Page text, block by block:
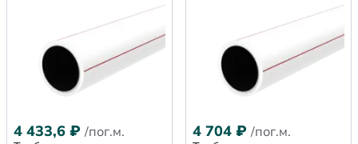
4 433,6 ₽ /пог.м. 4 704 ₽ /пог.м.